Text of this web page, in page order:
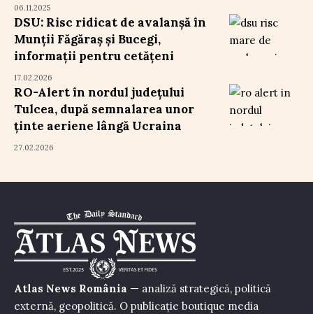
06.11.2025
DSU: Risc ridicat de avalanșă în
Munții Făgăraș și Bucegi,
informații pentru cetățeni
17.02.2026
RO-Alert în nordul județului
Tulcea, după semnalarea unor
ținte aeriene lângă Ucraina
27.02.2026
Atlas News România — analiză strategică, politică
externă, geopolitică. O publicație boutique media